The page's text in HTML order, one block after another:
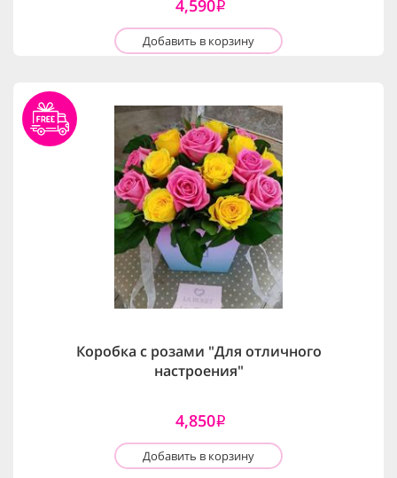
4,590i
Добавить в корзину
Коробка с розами "Для отличного
настроения"
4,850i
Добавить в корзину